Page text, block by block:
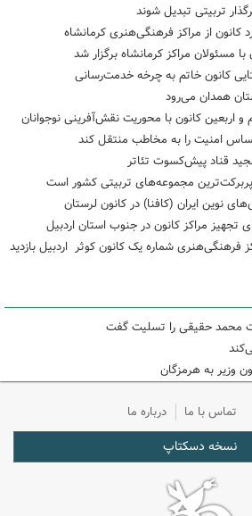
تربیتی تبدیل شوند
کانون از مراکز فرهنگی‌هنری کرمانشاه
مسئولان مراکز کرمانشاه برگزار شد
کانون خاتم به چرخه خدمت‌رسانی
همدان می‌رود
و اربعین کانون با محوریت نقش‌آفرینی نوجوانان
امنیت را به مخاطب منتقل کند
قناد پیش‌کسوت تئاتر
مجموعه‌های تربیتی کشور است
نوین ایران (کافنا) در کانون لرستان
فرهنگی‌هنری شماره یک کانون کوثر اردبیل بازدید
محمد حقیقی را تسلیت گفت
وزیر به هرمزگان
تماس با ما درباره ما
نسخه دسکتاپ